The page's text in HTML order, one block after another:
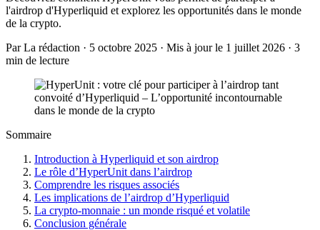
l'airdrop d'Hyperliquid et explorez les opportunités dans le monde
de la crypto.
Par La rédaction · 5 octobre 2025 · Mis à jour le 1 juillet 2026 · 3
min de lecture
Sommaire
Introduction à Hyperliquid et son airdrop
Le rôle d’HyperUnit dans l’airdrop
Comprendre les risques associés
Les implications de l’airdrop d’Hyperliquid
La crypto-monnaie : un monde risqué et volatile
Conclusion générale